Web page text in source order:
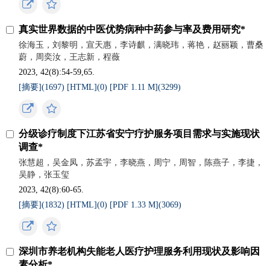
真实世界数据的中医优势病种中药参与率及费用研究*
徐海玉，刘黎明，宣天惠，李诗麒，满晓玮，蒋艳，赵丽颖，曹桑
蔚，周奕汝，王志新，程薇
2023, 42(8):54-59,65.
[摘要](1697) [HTML](0) [PDF 1.11 M](3299)
分级诊疗制度下江苏省安宁疗护服务项目需求与实施现状
调查*
张慧超，吴金凤，苏孟宇，李晓燕，周宁，周智，陈燕子，李捷，
吴静，张玉玺
2023, 42(8):60-65.
[摘要](1832) [HTML](0) [PDF 1.33 M](3069)
深圳市养老机构失能老人医疗护理服务利用现状及影响因